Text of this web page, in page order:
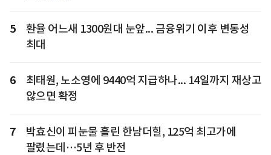
5
환율 어느새 1300원대 눈앞... 금융위기 이후 변동성
최대
6
최태원, 노소영에 9440억 지급하나... 14일까지 재상고
않으면 확정
7
박효신이 피눈물 흘린 한남더힐, 125억 최고가에
팔렸는데…5년 후 반전